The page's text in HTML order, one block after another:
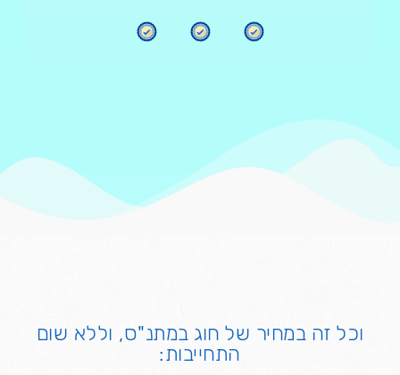
וכל זה במחיר של חוג במתנ"ס, וללא שום
התחייבות: